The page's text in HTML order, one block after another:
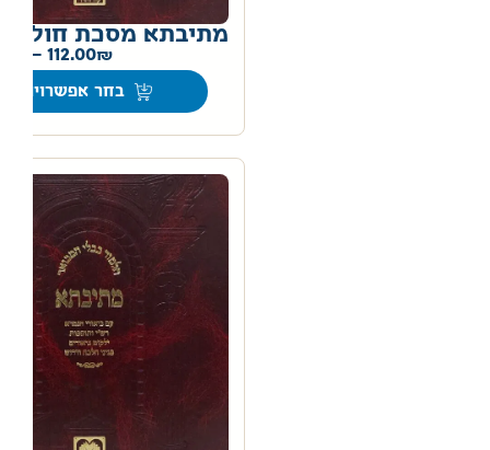
מתיבתא מסכת חולין
112.00
–
בחר אפשרויות